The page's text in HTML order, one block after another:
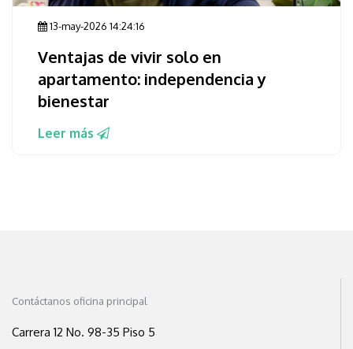
13-may-2026 14:24:16
Ventajas de vivir solo en
apartamento: independencia y
bienestar
Leer más
Contáctanos oficina principal
Carrera 12 No. 98-35 Piso 5